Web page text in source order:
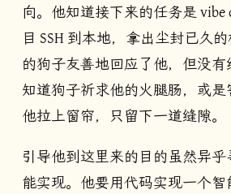
向。他知道接下来的任务是 vibe
目 SSH 到本地，拿出尘封已久
的狗子友善地回应了他，但没
知道狗子祈求他的火腿肠，或是
他拉上窗帘，只留下一道缝隙。
引导他到这里来的目的虽然异
能实现。他要用代码实现一个